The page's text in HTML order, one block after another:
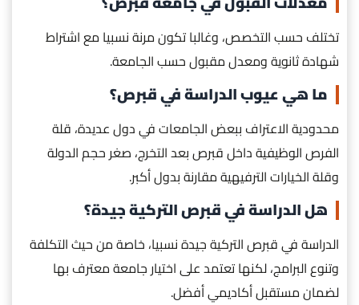
تختلف حسب التخصص، وغالبا تكون مرنة نسبيا مع اشتراط
شهادة ثانوية ومعدل مقبول حسب الجامعة.
ما هي عيوب الدراسة في قبرص؟
محدودية الاعتراف ببعض الجامعات في دول عديدة، قلة
الفرص الوظيفية داخل قبرص بعد التخرج، صغر حجم الدولة
وقلة الخيارات الترفيهية مقارنة بدول أكبر.
هل الدراسة في قبرص التركية جيدة؟
الدراسة في قبرص التركية جيدة نسبيا، خاصة من حيث التكلفة
وتنوع البرامج، لكنها تعتمد على اختيار جامعة معترف بها
لضمان مستقبل أكاديمي أفضل.